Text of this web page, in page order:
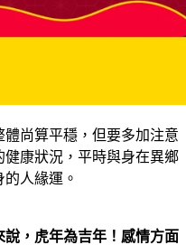
尚算平穩，但要多加注意
健康狀況，平時與身在異鄉
人緣運。
，虎年為吉年！感情方面